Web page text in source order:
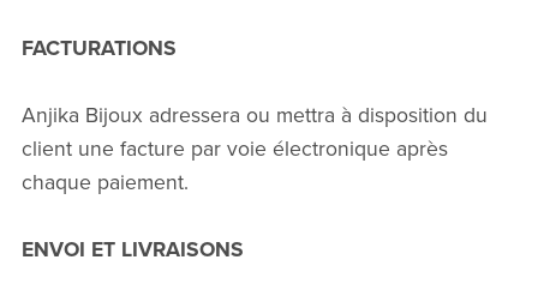
FACTURATIONS
Anjika Bijoux adressera ou mettra à disposition du
client une facture par voie électronique après
chaque paiement.
ENVOI ET LIVRAISONS